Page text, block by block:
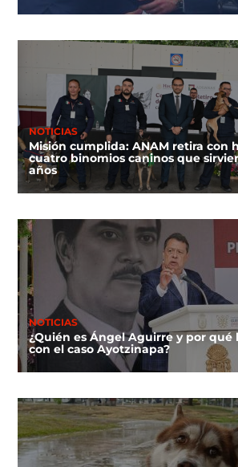
NOTICIAS
Misión cumplida: ANAM retira con
cuatro binomios caninos que
años
NOTICIAS
¿Quién es Ángel Aguirre y por qué
con el caso Ayotzinapa?